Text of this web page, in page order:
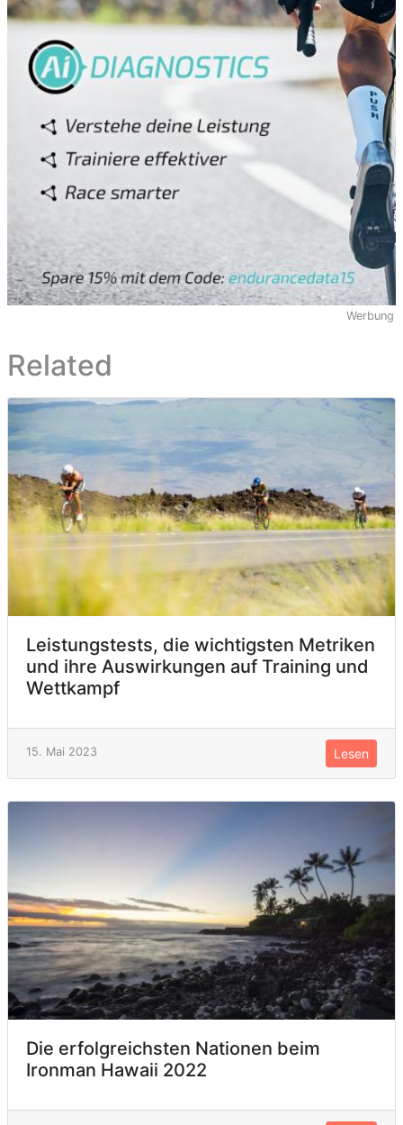
Werbung
Related
Leistungstests, die wichtigsten Metriken
und ihre Auswirkungen auf Training und
Wettkampf
15. Mai 2023 Lesen
Die erfolgreichsten Nationen beim
Ironman Hawaii 2022